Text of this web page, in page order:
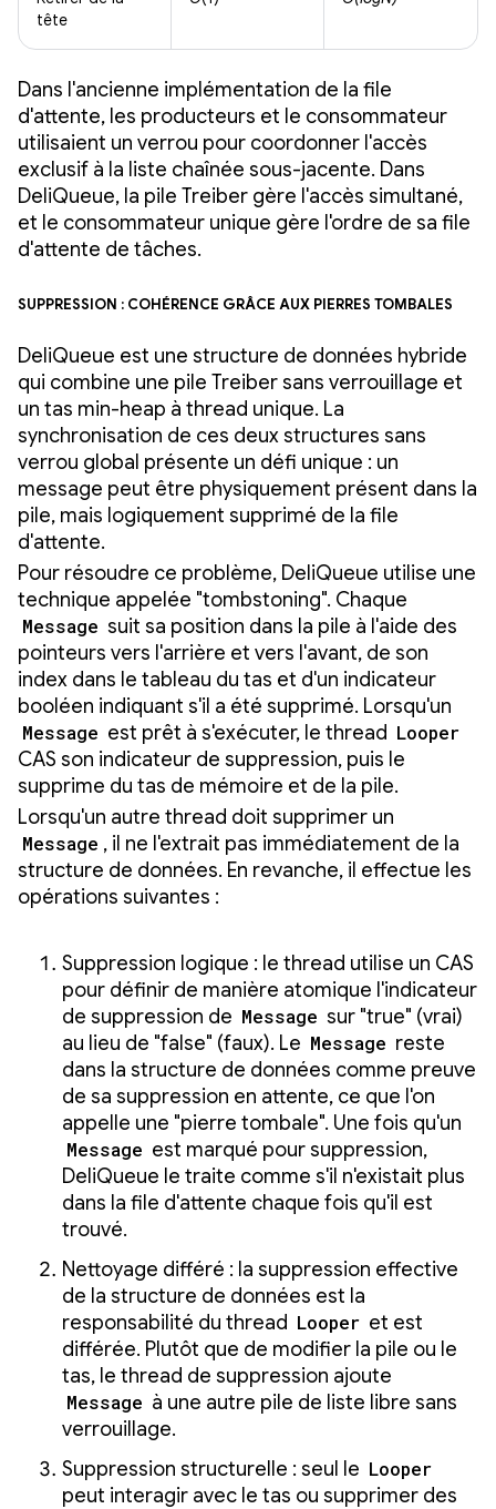
tête
Dans l'ancienne implémentation de la file
d'attente, les producteurs et le consommateur
utilisaient un verrou pour coordonner l'accès
exclusif à la liste chaînée sous-jacente. Dans
DeliQueue, la pile Treiber gère l'accès simultané,
et le consommateur unique gère l'ordre de sa file
d'attente de tâches.
Suppression : cohérence grâce aux pierres tombales
DeliQueue est une structure de données hybride
qui combine une pile Treiber sans verrouillage et
un tas min-heap à thread unique. La
synchronisation de ces deux structures sans
verrou global présente un défi unique : un
message peut être physiquement présent dans la
pile, mais logiquement supprimé de la file
d'attente.
Pour résoudre ce problème, DeliQueue utilise une
technique appelée "tombstoning". Chaque
Message suit sa position dans la pile à l'aide des
pointeurs vers l'arrière et vers l'avant, de son
index dans le tableau du tas et d'un indicateur
booléen indiquant s'il a été supprimé. Lorsqu'un
Message est prêt à s'exécuter, le thread Looper
CAS son indicateur de suppression, puis le
supprime du tas de mémoire et de la pile.
Lorsqu'un autre thread doit supprimer un
Message , il ne l'extrait pas immédiatement de la
structure de données. En revanche, il effectue les
opérations suivantes :
Suppression logique : le thread utilise un CAS
pour définir de manière atomique l'indicateur
de suppression de Message sur "true" (vrai)
au lieu de "false" (faux). Le Message reste
dans la structure de données comme preuve
de sa suppression en attente, ce que l'on
appelle une "pierre tombale". Une fois qu'un
Message est marqué pour suppression,
DeliQueue le traite comme s'il n'existait plus
dans la file d'attente chaque fois qu'il est
trouvé.
Nettoyage différé : la suppression effective
de la structure de données est la
responsabilité du thread Looper et est
différée. Plutôt que de modifier la pile ou le
tas, le thread de suppression ajoute
Message à une autre pile de liste libre sans
verrouillage.
Suppression structurelle : seul le Looper
peut interagir avec le tas ou supprimer des